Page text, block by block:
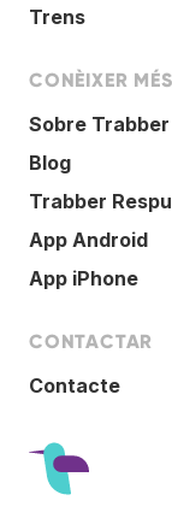
Trens
CONÈIXER MÉS
Sobre Trabber
Blog
Trabber
App Android
App iPhone
CONTACTAR
Contacte